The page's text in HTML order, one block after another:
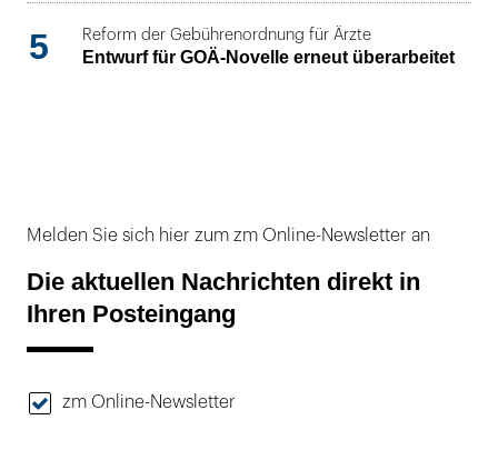
5 Reform der Gebührenordnung für Ärzte
Entwurf für GOÄ-Novelle erneut überarbeitet
Melden Sie sich hier zum zm Online-Newsletter an
Die aktuellen Nachrichten direkt in
Ihren Posteingang
zm Online-Newsletter